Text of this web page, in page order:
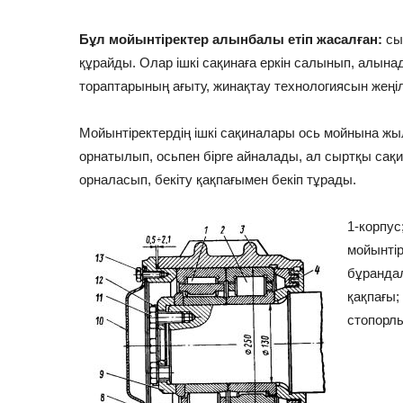
Бұл мойынтіректер алынбалы етіп жасалған:
құрайды. Олар ішкі сақинаға еркін салынып,
тораптарының ағыту, жинақтау технологиясын
Мойынтіректердің ішкі сақиналары ось мойнына
орнатылып, осьпен бірге айналады, ал сыртқы
орналасып, бекіту қақпағымен бекіп тұрады.
1-